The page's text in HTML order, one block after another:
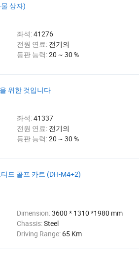
상자)
좌석:41276
전원 연료: 전기의
등판 능력:20 ~ 30 %
위한 것입니다
좌석:41337
전원 연료: 전기의
등판 능력:20 ~ 30 %
드 골프 카트 (DH-M4+2)
Dimension:3600 * 1310 *1980 mm
Chassis:Steel
Driving Range: 65 Km